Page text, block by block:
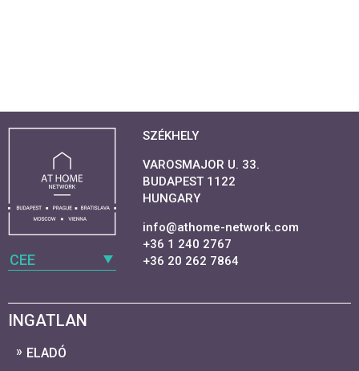
CEE
SZÉKHELY
VAROSMAJOR U. 33.
BUDAPEST 1122
HUNGARY
info@athome-network.com
+36 1 240 2767
+36 20 262 7864
INGATLAN
ELADÓ